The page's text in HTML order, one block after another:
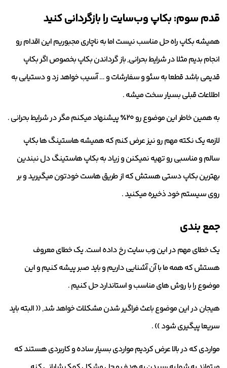
قدم سوم: بکاپ وب‌سایت را بازگردانی کنید
همیشه بکاپ راه حل مناسب نیست اما به ناچاری مجبوریم این اقدام رو
انجام بدیم مثلا در شرایط بحرانی, باز گرداندن بکاپ بخصوص اگر بکاپ
قدیمی باشد قطعا به سئو و سفارشات و … آسیب خواهد زد و دستیابی به
اطلاعات قبلی بسیار سخت میشه .
به همین خاطر این موضوع رو ۲۰٪ پیشنهاد میکنم مگر در شرایط بحرانی .
لازمه یک نکته مهم رو نیز عرض کنم که همیشه هاستینگ ها بکاپ
سالم و مناسبی رو تهیه نمیکنن و زیاد به بکاپ هاستینگ دل نبندین
بهترین بکاپ دستی هستش که از طریق هاست خودتون میگیرید و بر
روی سیستم خود ذخیره میکنید .
جمع بندی
یک خطای مهم در این وب سایت رخ داده است. یک خطای معروف
هستش که همه ما با آن آشنایی داریم و باید صبر پیشه کنیم و این
موضوع را با روش های مناسب و استاندارد حل کنیم .
هیجان در این موضوع باعث فراگیر شدن مشکلات خواهد شد, (( البته باید
سریعا پیگیری شود )) .
مواردی که در بالا عرض کردیم مواردی بسیار ساده و کاربردی هستند که